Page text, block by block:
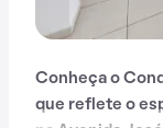
Conheça o
que reflete o